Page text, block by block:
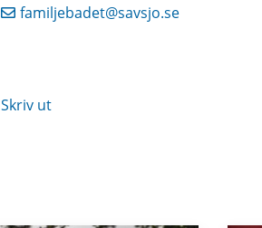
familjebadet@savsjo.se
Skriv ut